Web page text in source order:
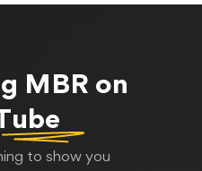
MBR on
to show you